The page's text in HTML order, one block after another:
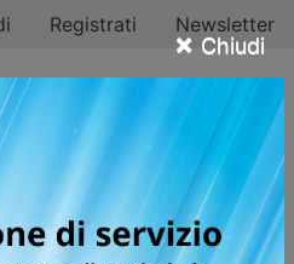
× Chiudi
Registrati Newsletter
DI